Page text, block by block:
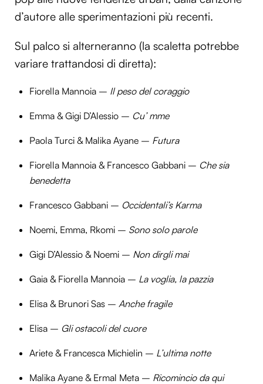
d’autore alle sperimentazioni più recenti.
Sul palco si alterneranno (la scaletta potrebbe
variare trattandosi di diretta):
Fiorella Mannoia – Il peso del coraggio
Emma & Gigi D’Alessio – Cu’ mme
Paola Turci & Malika Ayane – Futura
Fiorella Mannoia & Francesco Gabbani – Che sia
benedetta
Francesco Gabbani – Occidentali’s Karma
Noemi, Emma, Rkomi – Sono solo parole
Gigi D’Alessio & Noemi – Non dirgli mai
Gaia & Fiorella Mannoia – La voglia, la pazzia
Elisa & Brunori Sas – Anche fragile
Elisa – Gli ostacoli del cuore
Ariete & Francesca Michielin – L’ultima notte
Malika Ayane & Ermal Meta – Ricomincio da qui